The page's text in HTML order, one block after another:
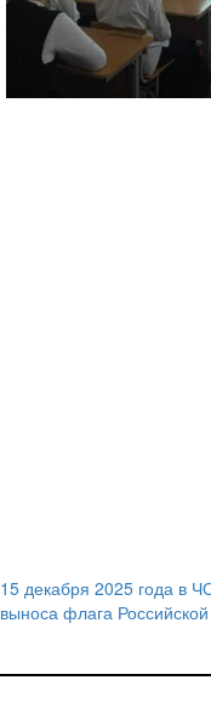
Навигация
записям
15 декабря 2025 года в
выноса флага